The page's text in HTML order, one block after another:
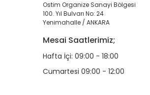
Ostim Organize Sanayi Bölgesi
100. Yıl Bulvarı No: 24
Yenimahalle / ANKARA
Mesai Saatlerimiz;
Hafta İçi: 09:00 - 18:00
Cumartesi 09:00 - 12:00